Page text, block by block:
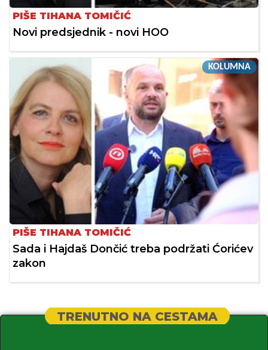
PIŠE TIHANA TOMIČIĆ
Novi predsjednik - novi HOO
KOLUMNA
PIŠE TIHANA TOMIČIĆ
Sada i Hajdaš Dončić treba podržati Ćorićev
zakon
TRENUTNO NA CESTAMA